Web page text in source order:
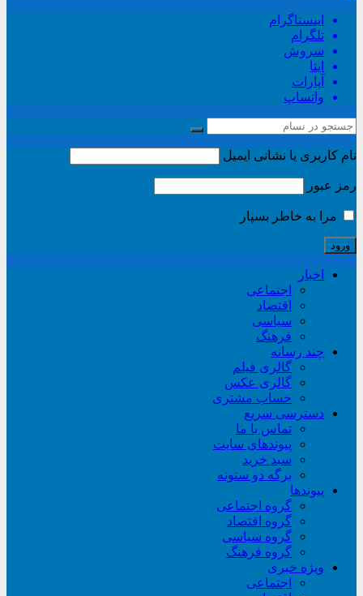
اینستاگرام
تلگرام
سروش
ایتا
آپارات
واتساپ
نام کاربری یا نشانی ایمیل
رمز عبور
مرا به خاطر بسپار
اخبار
اجتماعی
اقتصاد
سیاسی
فرهنگ
چند رسانه
گالری فیلم
گالری عکس
حساب مشتری
دسترسی سریع
تماس با ما
پیوندهای سایت
سبد خريد
برگه دو ستونه
پیوندها
گروه اجتماعی
گروه اقتصاد
گروه سیاسی
گروه فرهنگ
ویژه خبری
اجتماعی